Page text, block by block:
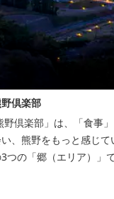
倶楽部
野倶楽部」は、「食事
、熊野をもっと感じ
つの「郷（エリア）」
。施設内のいたるとこ
ラマ等、大自然を感じ